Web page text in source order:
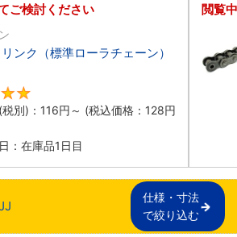
ご検討ください
ンク（標準ローラチェーン）
別)： 116円 ～ (税込価格： 128円
：在庫品1日目
閲覧
仕様・寸法
で絞り込む